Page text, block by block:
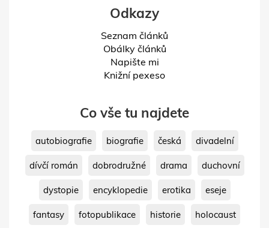
Odkazy
Seznam článků
Obálky článků
Napište mi
Knižní pexeso
Co vše tu najdete
autobiografie biografie česká divadelní
dívčí román dobrodružné drama duchovní
dystopie encyklopedie erotika eseje
fantasy fotopublikace historie holocaust